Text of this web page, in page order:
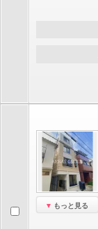
もっと見る